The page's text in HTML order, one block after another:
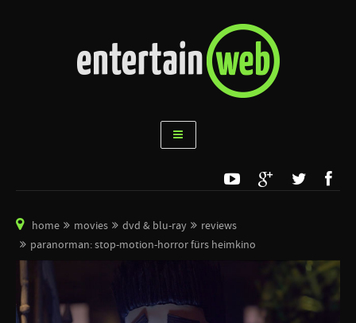
home movies dvd & blu-ray
reviews
paranorman: stop-motion-horror fürs heimkino